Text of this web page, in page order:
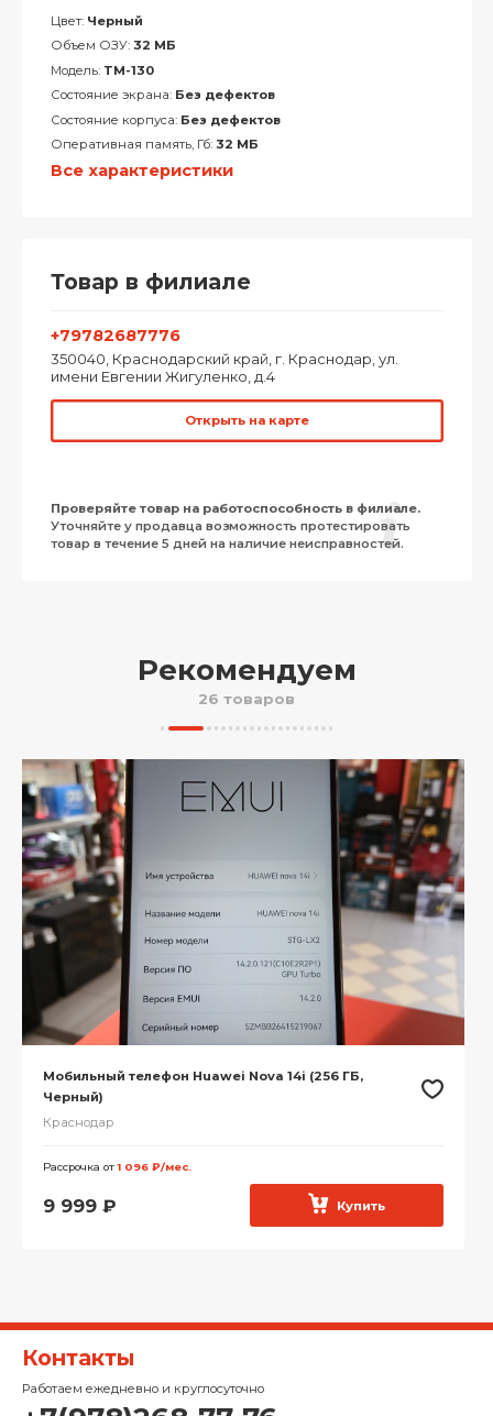
Цвет: Черный
Объем ОЗУ: 32 МБ
Модель: TM-130
Состояние экрана: Без дефектов
Состояние корпуса: Без дефектов
Оперативная память, Гб: 32 МБ
Все характеристики
Товар в филиале
+79782687776
350040, Краснодарский край, г. Краснодар, ул.
имени Евгении Жигуленко, д.4
Открыть на карте
Проверяйте товар на работоспособность в филиале.
Уточняйте у продавца возможность протестировать
товар в течение 5 дней на наличие неисправностей.
Рекомендуем
26 товаров
Мобильный телефон Huawei Nova 14i (256 ГБ,
Черный)
Краснодар
Рассрочка от1 096 ₽/мес.
9 999 ₽ Купить
Контакты
Работаем ежедневно и круглосуточно